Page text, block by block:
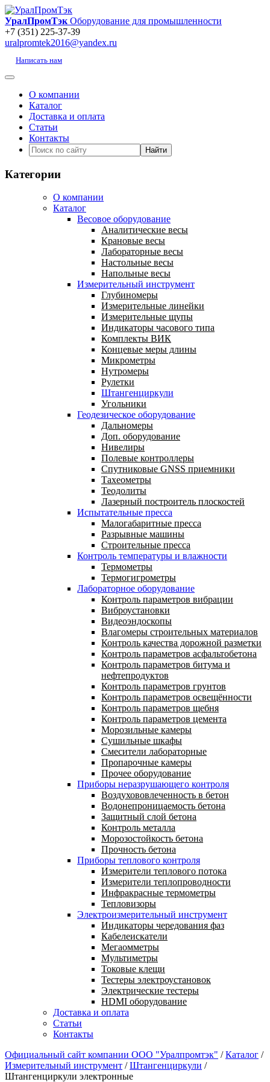
УралПромТэк Оборудование для промышленности
+7 (351) 225-37-39
uralpromtek2016@yandex.ru
Написать нам
О компании
Каталог
Доставка и оплата
Статьи
Контакты
Категории
О компании
Каталог
Весовое оборудование
Аналитические весы
Крановые весы
Лабораторные весы
Настольные весы
Напольные весы
Измерительный инструмент
Глубиномеры
Измерительные линейки
Измерительные щупы
Индикаторы часового типа
Комплекты ВИК
Концевые меры длины
Микрометры
Нутромеры
Рулетки
Штангенциркули
Угольники
Геодезическое оборудование
Дальномеры
Доп. оборудование
Нивелиры
Полевые контроллеры
Спутниковые GNSS приемники
Тахеометры
Теодолиты
Лазерный построитель плоскостей
Испытательные пресса
Малогабаритные пресса
Разрывные машины
Строительные пресса
Контроль температуры и влажности
Термометры
Термогигрометры
Лабораторное оборудование
Контроль параметров вибрации
Виброустановки
Видеоэндоскопы
Влагомеры строительных материалов
Контроль качества дорожной разметки
Контроль параметров асфальтобетона
Контроль параметров битума и
нефтепродуктов
Контроль параметров грунтов
Контроль параметров освещённости
Контроль параметров щебня
Контроль параметров цемента
Морозильные камеры
Сушильные шкафы
Смесители лабораторные
Пропарочные камеры
Прочее оборудование
Приборы неразрушающего контроля
Воздухововлеченность в бетон
Водонепроницаемость бетона
Защитный слой бетона
Контроль металла
Морозостойкость бетона
Прочность бетона
Приборы теплового контроля
Измерители теплового потока
Измерители теплопроводности
Инфракрасные термометры
Тепловизоры
Электроизмерительный инструмент
Индикаторы чередования фаз
Кабелеискатели
Мегаомметры
Мультиметры
Токовые клещи
Тестеры электроустановок
Электрические тестеры
HDMI оборудование
Доставка и оплата
Статьи
Контакты
Официальный сайт компании ООО "Уралпромтэк" /Каталог /
Измерительный инструмент /Штангенциркули /
Штангенциркули электронные